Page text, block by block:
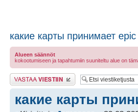
какие карты принимает
Alueen säännöt
kokootumiseen ja tapahtumiin suuniteltu alue on
Lähetä vastaus
какие карты